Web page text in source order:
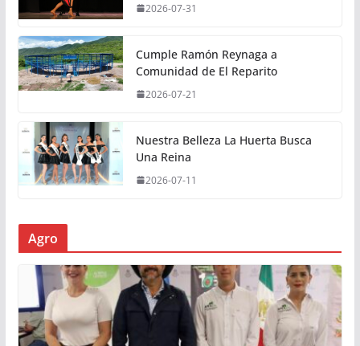
2026-07-31
Cumple Ramón Reynaga a
Comunidad de El Reparito
2026-07-21
Nuestra Belleza La Huerta Busca
Una Reina
2026-07-11
Agro